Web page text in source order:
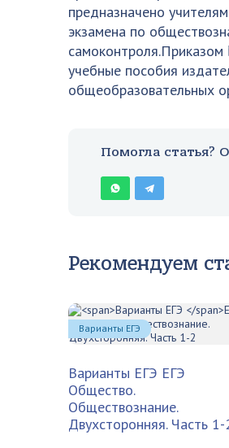
предназначено
экзамена по
учебные пособия
общеобразовательных
Помогла статья?
Рекомендуем
Варианты ЕГЭ ЕГЭ
Общество.
Обществознание.
Двухсторонняя. Часть 1-
Варианты ЕГЭ